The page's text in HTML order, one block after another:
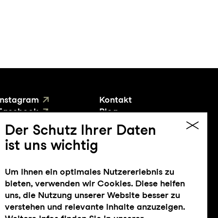
YouTube
Kontakt
Blog
Presse
Der Schutz Ihrer Daten
ist uns wichtig
Um Ihnen ein optimales Nutzererlebnis zu
bieten, verwenden wir Cookies. Diese helfen
uns, die Nutzung unserer Website besser zu
verstehen und relevante Inhalte anzuzeigen.